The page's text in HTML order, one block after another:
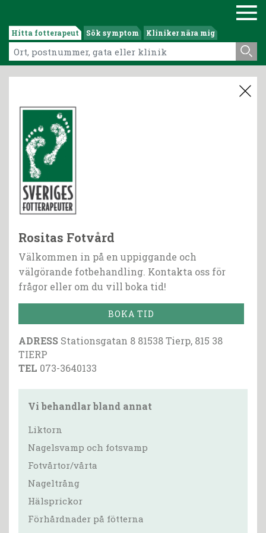
Hitta fotterapeut Sök symptom Kliniker nära mig
Rositas Fotvård
Välkommen in på en uppiggande och
välgörande fotbehandling. Kontakta oss för
frågor eller om du vill boka tid!
BOKA TID
ADRESS Stationsgatan 8 81538 Tierp, 815 38
TIERP
TEL 073-3640133
Vi behandlar bland annat
Liktorn
Nagelsvamp och fotsvamp
Fotvårtor/vårta
Nageltrång
Hälsprickor
Förhårdnader på fötterna